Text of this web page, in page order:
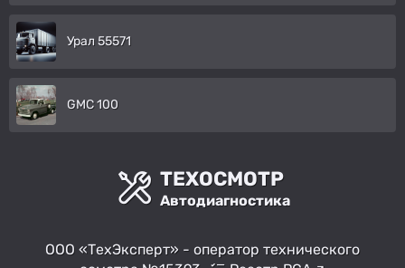
Урал 55571
GMC 100
ТЕХОСМОТР
Автодиагностика
ООО «ТехЭксперт» - оператор технического